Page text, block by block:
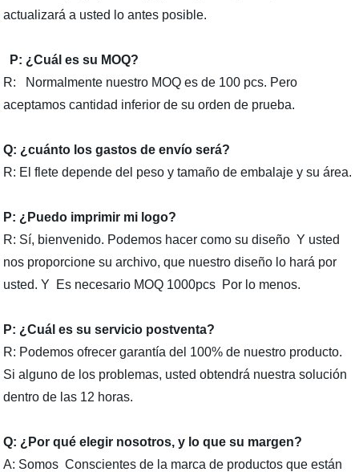
actualizará a usted lo antes posible.
P: ¿Cuál es su MOQ?
R: Normalmente nuestro MOQ es de 100 pcs. Pero
aceptamos cantidad inferior de su orden de prueba.
Q: ¿cuánto los gastos de envío será?
R: El flete depende del peso y tamaño de embalaje y su área.
P: ¿Puedo imprimir mi logo?
R: Sí, bienvenido. Podemos hacer como su diseño Y usted
nos proporcione su archivo, que nuestro diseño lo hará por
usted. Y Es necesario MOQ 1000pcs Por lo menos.
P: ¿Cuál es su servicio postventa?
R: Podemos ofrecer garantía del 100% de nuestro producto.
Si alguno de los problemas, usted obtendrá nuestra solución
dentro de las 12 horas.
Q: ¿Por qué elegir nosotros, y lo que su margen?
A: Somos Conscientes de la marca de productos que están